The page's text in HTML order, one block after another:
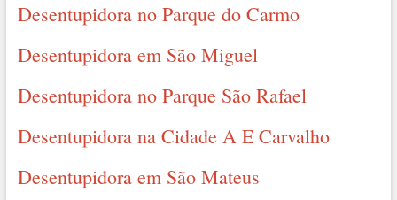
Desentupidora no Parque do Carmo
Desentupidora em São Miguel
Desentupidora no Parque São Rafael
Desentupidora na Cidade A E Carvalho
Desentupidora em São Mateus